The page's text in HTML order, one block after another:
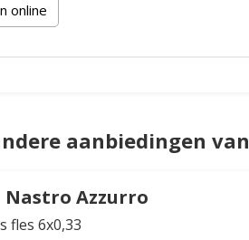
online
aanbiedingen
Nastro Azzurro
fles 6x0,33